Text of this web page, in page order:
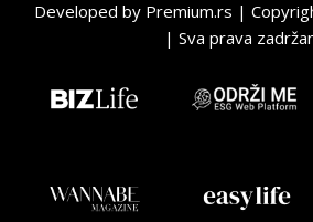
Developed by Premium.rs |
| Sva prava